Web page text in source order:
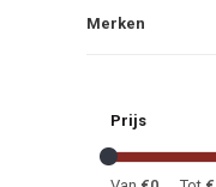
Merken
Prijs